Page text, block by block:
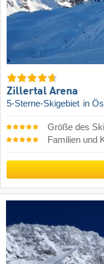
Zillertal Arena
5-Sterne-Skigebiet in
Größe des
Familien und